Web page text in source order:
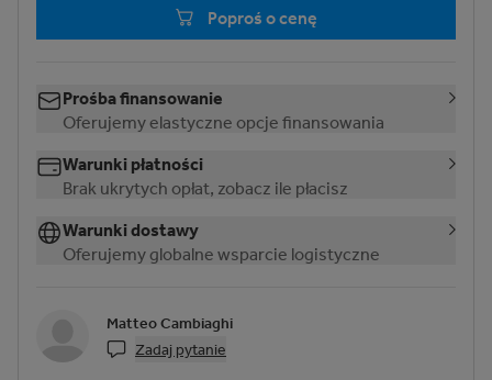
Poproś o cenę
Prośba finansowanie
Oferujemy elastyczne opcje finansowania
Warunki płatności
Brak ukrytych opłat, zobacz ile płacisz
Warunki dostawy
Oferujemy globalne wsparcie logistyczne
Matteo Cambiaghi
Zadaj pytanie